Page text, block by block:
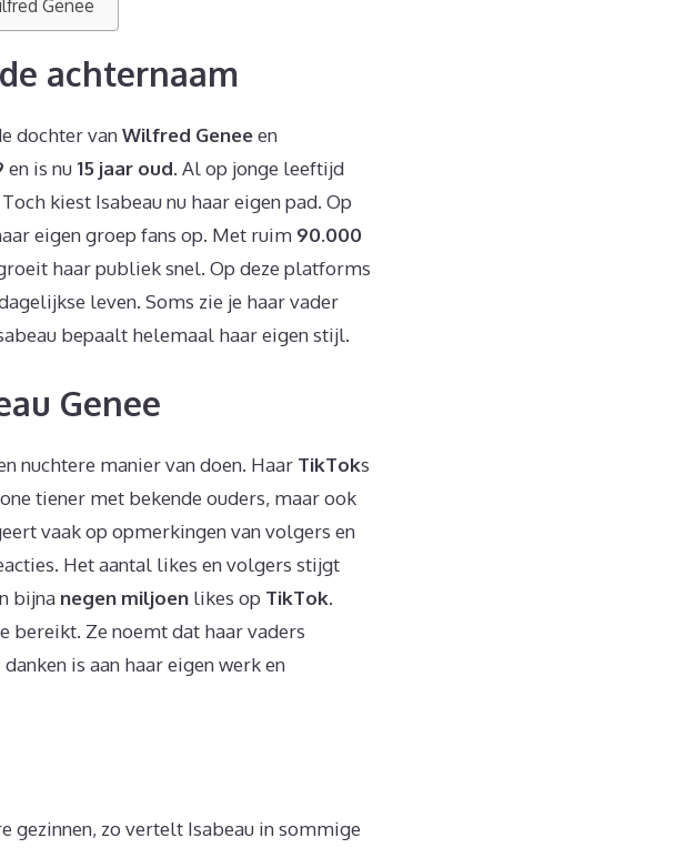
Genee
achternaam
dochter vanWilfred Geneeen
en is nu15 jaar oud. Al op jonge leeftijd
kiest Isabeau nu haar eigen pad. Op
eigen groep fans op. Met ruim 90.000
haar publiek snel. Op deze platforms
leven. Soms zie je haar vader
bepaalt helemaal haar eigen stijl.
Genee
nuchtere manier van doen. Haar TikToks
tiener met bekende ouders, maar ook
vaak op opmerkingen van volgers en
Het aantal likes en volgers stijgt
bijna negen miljoen likes op TikTok.
bereikt. Ze noemt dat haar vaders
is aan haar eigen werk en
gezinnen, zo vertelt Isabeau in sommige